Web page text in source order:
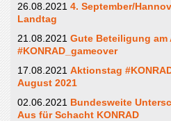
26.08.2021 4. September/
Landtag
21.08.2021 Gute Beteiligung am
#KONRAD_gameover
17.08.2021 Aktionstag
August 2021
02.06.2021 Bundesweite
Aus für Schacht KONRAD